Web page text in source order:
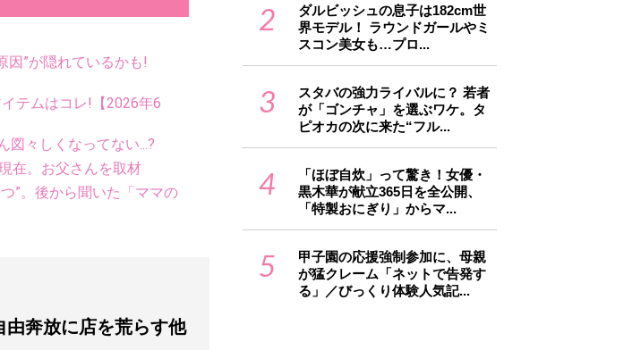
因”が隠れているかも!
テムはコレ!【2026年6
々しくなってない...?
在。お父さんを取材
”。後から聞いた「ママの
奔放に店を荒らす他
2
ダルビッシュの息子は182cm世
界モデル！ ラウンドガールやミ
スコン美女も…プロ...
3
スタバの強力ライバルに？ 若者
が「ゴンチャ」を選ぶワケ。タ
ピオカの次に来た“フル...
4
「ほぼ自炊」って驚き！女優・
黒木華が献立365日を全公開、
「特製おにぎり」からマ...
5
甲子園の応援強制参加に、母親
が猛クレーム「ネットで告発す
る」／びっくり体験人気記...